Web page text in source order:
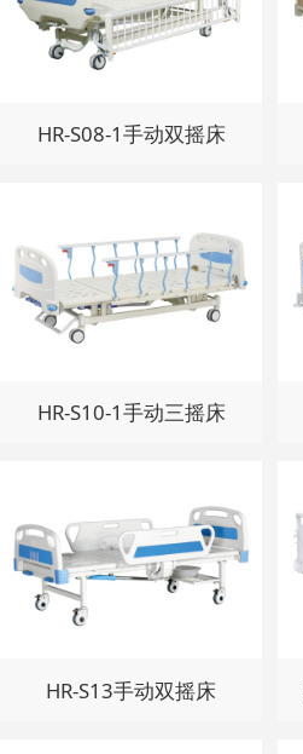
HR-S08-1手动双摇床
HR-S10-1手动三摇床
HR-S13手动双摇床